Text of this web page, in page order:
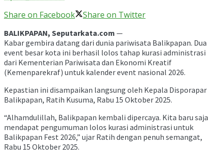
Share on Facebook
Share on Twitter
BALIKPAPAN, Seputarkata.com —
Kabar gembira datang dari dunia pariwisata Balikpapan. Dua
event besar kota ini berhasil lolos tahap kurasi administrasi
dari Kementerian Pariwisata dan Ekonomi Kreatif
(Kemenparekraf) untuk kalender event nasional 2026.
Kepastian ini disampaikan langsung oleh Kepala Disporapar
Balikpapan, Ratih Kusuma, Rabu 15 Oktober 2025.
“Alhamdulillah, Balikpapan kembali dipercaya. Kita baru saja
mendapat pengumuman lolos kurasi administrasi untuk
Balikpapan Fest 2026,” ujar Ratih dengan penuh semangat,
Rabu 15 Oktober 2025.